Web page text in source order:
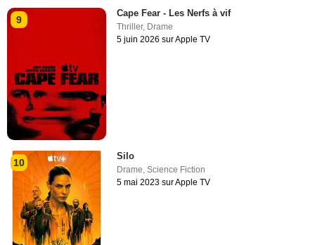
9
Cape Fear - Les Nerfs à vif
Thriller, Drame
5 juin 2026 sur Apple TV
10
Silo
Drame,Science Fiction
5 mai 2023 sur Apple TV